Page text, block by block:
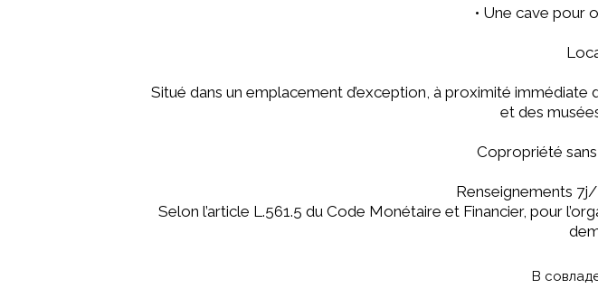
• Une cave pour
Situé dans un emplacement d’exception, à proximité
et des
Copropriété
Renseignements 7j/
Selon l’article L.561.5 du Code Monétaire et Financier, pour
В